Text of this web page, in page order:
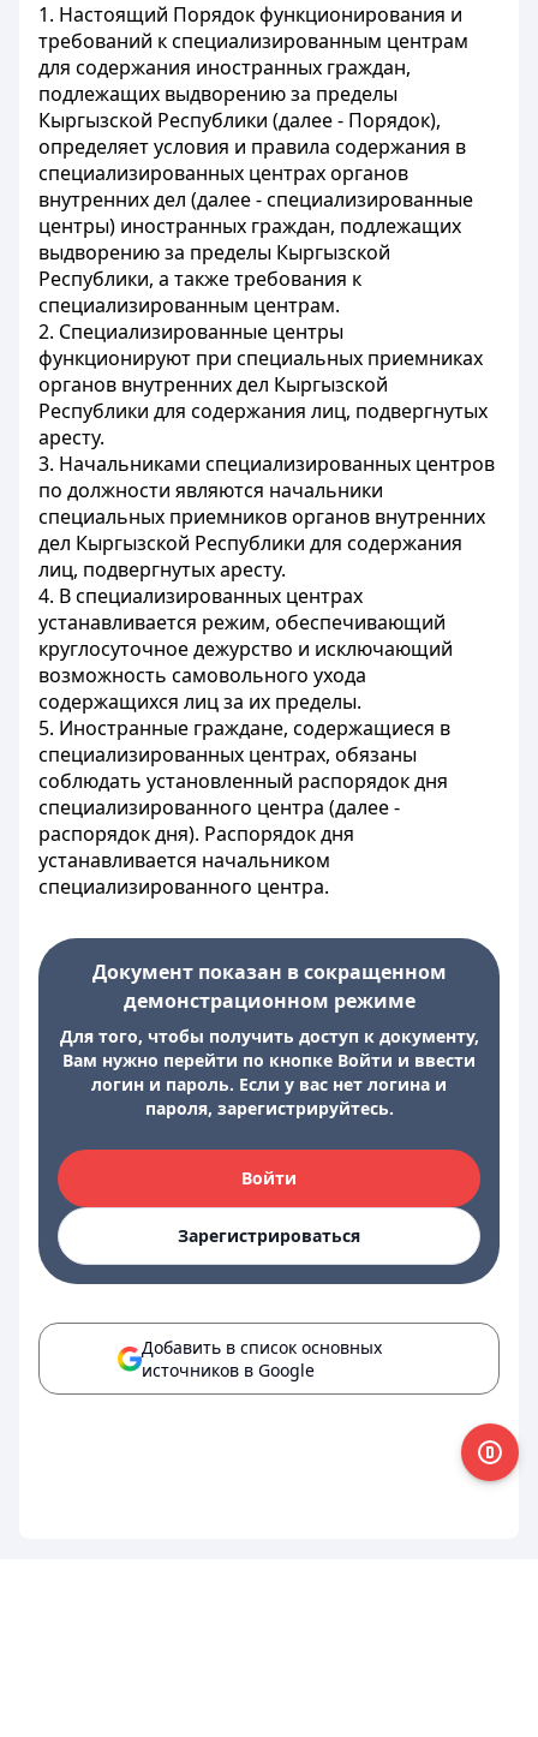
1. Настоящий Порядок функционирования и
требований к специализированным центрам
для содержания иностранных граждан,
подлежащих выдворению за пределы
Кыргызской Республики (далее - Порядок),
определяет условия и правила содержания в
специализированных центрах органов
внутренних дел (далее - специализированные
центры) иностранных граждан, подлежащих
выдворению за пределы Кыргызской
Республики, а также требования к
специализированным центрам.
2. Специализированные центры
функционируют при специальных приемниках
органов внутренних дел Кыргызской
Республики для содержания лиц, подвергнутых
аресту.
3. Начальниками специализированных центров
по должности являются начальники
специальных приемников органов внутренних
дел Кыргызской Республики для содержания
лиц, подвергнутых аресту.
4. В специализированных центрах
устанавливается режим, обеспечивающий
круглосуточное дежурство и исключающий
возможность самовольного ухода
содержащихся лиц за их пределы.
5. Иностранные граждане, содержащиеся в
специализированных центрах, обязаны
соблюдать установленный распорядок дня
специализированного центра (далее -
распорядок дня). Распорядок дня
устанавливается начальником
специализированного центра.
Документ показан в сокращенном
демонстрационном режиме
Для того, чтобы получить доступ к документу,
Вам нужно перейти по кнопке Войти и ввести
логин и пароль. Если у вас нет логина и
пароля, зарегистрируйтесь.
Войти
Зарегистрироваться
Добавить в список основных
источников в Google